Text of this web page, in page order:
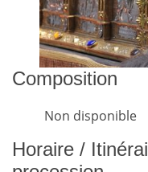
Composition
Non disponible
Horaire /